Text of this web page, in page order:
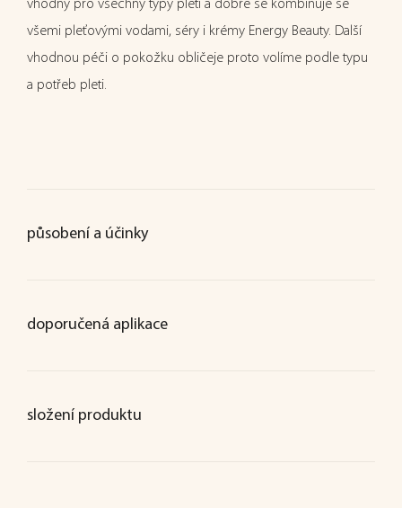
vhodný pro všechny typy pleti a dobře se kombinuje se
všemi pleťovými vodami, séry i krémy Energy Beauty. Další
vhodnou péči o pokožku obličeje proto volíme podle typu
a potřeb pleti.
působení a účinky
doporučená aplikace
složení produktu